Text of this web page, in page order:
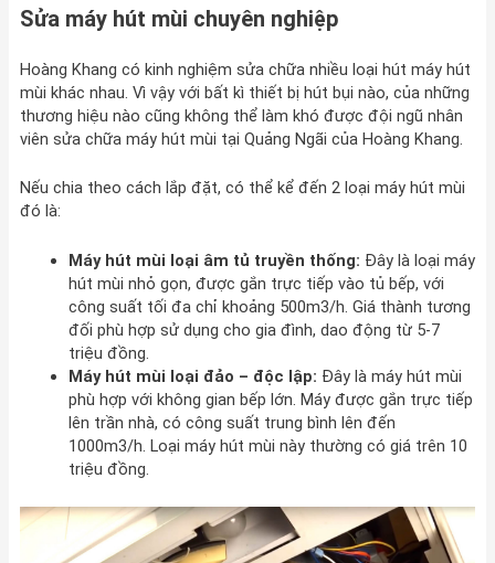
Sửa máy hút mùi chuyên nghiệp
Hoàng Khang có kinh nghiệm sửa chữa nhiều loại hút máy hút
mùi khác nhau. Vì vậy với bất kì thiết bị hút bụi nào, của những
thương hiệu nào cũng không thể làm khó được đội ngũ nhân
viên sửa chữa máy hút mùi tại Quảng Ngãi của Hoàng Khang.
Nếu chia theo cách lắp đặt, có thể kể đến 2 loại máy hút mùi
đó là:
Máy hút mùi loại âm tủ truyền thống: Đây là loại máy
hút mùi nhỏ gọn, được gắn trực tiếp vào tủ bếp, với
công suất tối đa chỉ khoảng 500m3/h. Giá thành tương
đối phù hợp sử dụng cho gia đình, dao động từ 5-7
triệu đồng.
Máy hút mùi loại đảo – độc lập: Đây là máy hút mùi
phù hợp với không gian bếp lớn. Máy được gắn trực tiếp
lên trần nhà, có công suất trung bình lên đến
1000m3/h. Loại máy hút mùi này thường có giá trên 10
triệu đồng.